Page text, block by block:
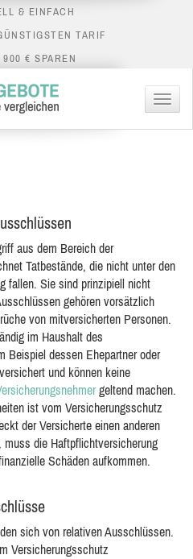
& EINFACH
TARIF
€ SPAREN
Menü
aus dem Bereich der
Tatbestände, die nicht unter den
fallen. Sie sind prinzipiell nicht
gehören vorsätzlich
von mitversicherten Personen.
im Haushalt des
Beispiel dessen Ehepartner oder
und können keine
geltend machen.
ist vom Versicherungsschutz
der Versicherte einen anderen
die Haftpflichtversicherung
Schäden aufkommen.
sich von relativen Ausschlüssen.
Versicherungsschutz